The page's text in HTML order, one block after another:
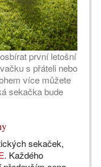
první letošní
s přáteli nebo
více můžete
sekačka bude
sekaček,
. Každého